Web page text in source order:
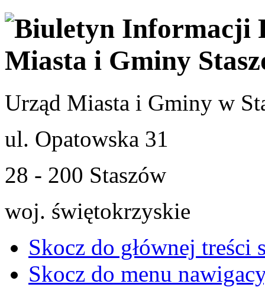
Urząd Miasta i Gminy w
ul. Opatowska 31
28 - 200 Staszów
woj. świętokrzyskie
Skocz do głównej treści
Skocz do menu